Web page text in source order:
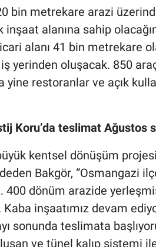
bin metrekare arazi
alanına sahip
alanı 41 bin metrekare
yerinden oluşacak. 850 araç
yine restoranlar ve açık
Koru’da teslimat Ağustos
kentsel dönüşüm
Bakgör, “Osmangazi
400 dönüm arazide
Kaba inşaatımız devam
sonunda teslimata
ve tünel kalıp sistemi